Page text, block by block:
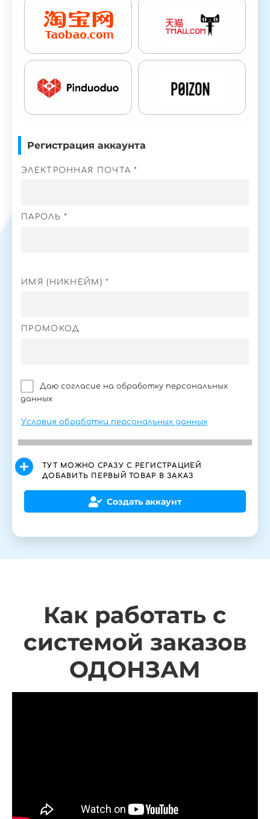
Регистрация аккаунта
ЭЛЕКТРОННАЯ ПОЧТА *
ПАРОЛЬ *
ИМЯ (НИКНЕЙМ) *
ПРОМОКОД
Даю согласие на обработку персональных
данных
Условия обработки персональных данных
ТУТ МОЖНО СРАЗУ С РЕГИСТРАЦИЕЙ
ДОБАВИТЬ ПЕРВЫЙ ТОВАР В ЗАКАЗ
Создать аккаунт
Как работать с
системой заказов
ОДОНЗАМ